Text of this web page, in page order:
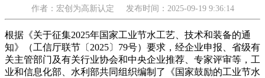
作者：宏创为高新认定 发布时间：2025-09-19 9:36:14
根据《关于征集2025年国家工业节水工艺、技术和装备的通
知》（工信厅联节〔2025〕79号）要求，经企业申报、省级有
关主管部门及有关行业协会和中央企业推荐、专家评审等，工
业和信息化部、水利部共同组织编制了《国家鼓励的工业节水